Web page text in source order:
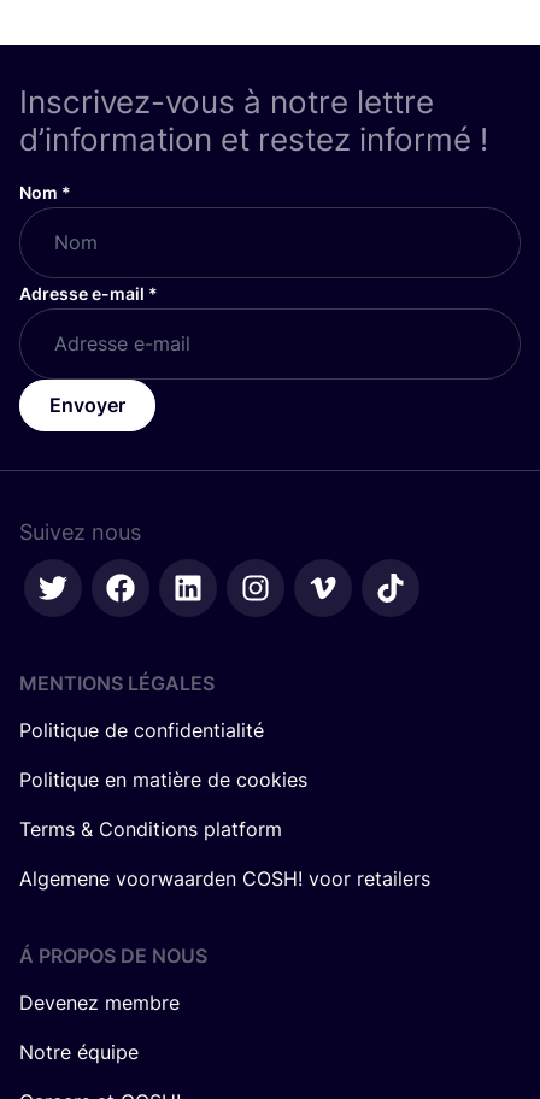
Inscrivez-vous à notre lettre
d’information et restez informé !
Nom *
Adresse e-mail *
Envoyer
Suivez nous
MENTIONS LÉGALES
Politique de confidentialité
Politique en matière de cookies
Terms & Conditions platform
Algemene voorwaarden COSH! voor retailers
Á PROPOS DE NOUS
Devenez membre
Notre équipe